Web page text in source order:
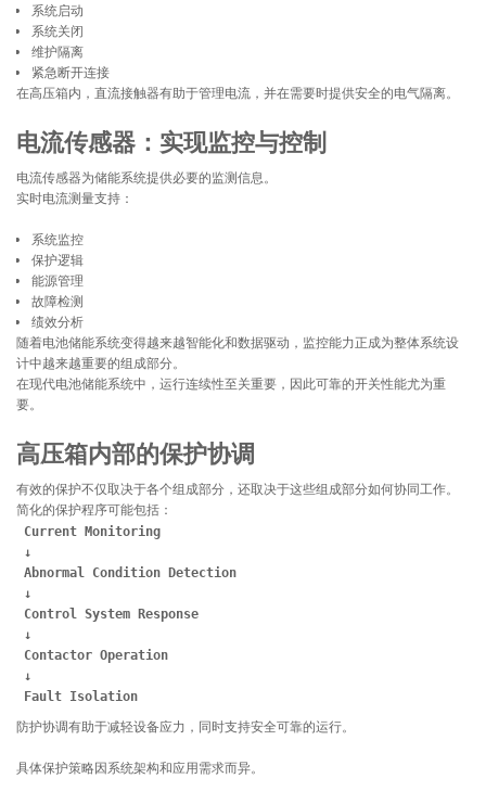
系统启动
系统关闭
维护隔离
紧急断开连接
在高压箱内，直流接触器有助于管理电流，并在需要时提供安全的电气隔离。
电流传感器：实现监控与控制
电流传感器为储能系统提供必要的监测信息。
实时电流测量支持：
系统监控
保护逻辑
能源管理
故障检测
绩效分析
随着电池储能系统变得越来越智能化和数据驱动，监控能力正成为整体系统设
计中越来越重要的组成部分。
在现代电池储能系统中，运行连续性至关重要，因此可靠的开关性能尤为重
要。
高压箱内部的保护协调
有效的保护不仅取决于各个组成部分，还取决于这些组成部分如何协同工作。
简化的保护程序可能包括：
Current Monitoring
↓
Abnormal Condition Detection
↓
Control System Response
↓
Contactor Operation
↓
Fault Isolation
防护协调有助于减轻设备应力，同时支持安全可靠的运行。
具体保护策略因系统架构和应用需求而异。